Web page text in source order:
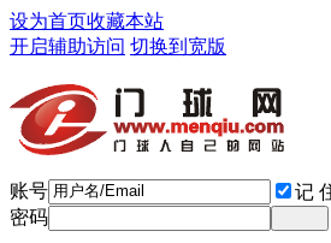
设为首页收藏本站
开启辅助访问 切换到宽版
账号 记
密码